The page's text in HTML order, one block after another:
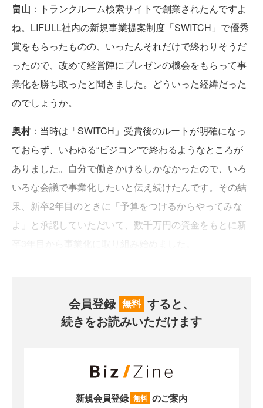
畠山 ：トランクルーム検索サイトで創業されたんですよ
ね。LIFULL社内の新規事業提案制度「SWITCH」で優秀
賞をもらったものの、いったんそれだけで終わりそうだ
ったので、改めて経営陣にプレゼンの機会をもらって事
業化を勝ち取ったと聞きました。どういった経緯だった
のでしょうか。
奥村：当時は「SWITCH」受賞後のルートが明確になっ
ておらず、いわゆる“ビジコン”で終わるようなところが
ありました。自分で働きかけるしかなかったので、いろ
いろな会議で事業化したいと伝え続けたんです。その結
果、新卒2年目のときに「予算をつけるからやってみな
よ」と承認していただいて、数千万円の資金をもとに新
会員登録 無料 すると、
続きをお読みいただけます
新規会員登録 無料 のご案内